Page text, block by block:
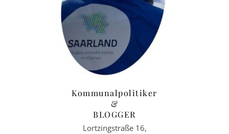
Kommunalpolitiker
&
BLOGGER
Lortzingstraße 16,